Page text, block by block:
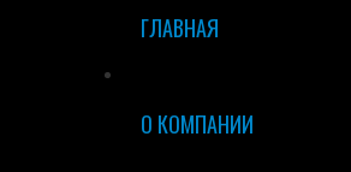
ГЛАВНАЯ
О КОМПАНИИ